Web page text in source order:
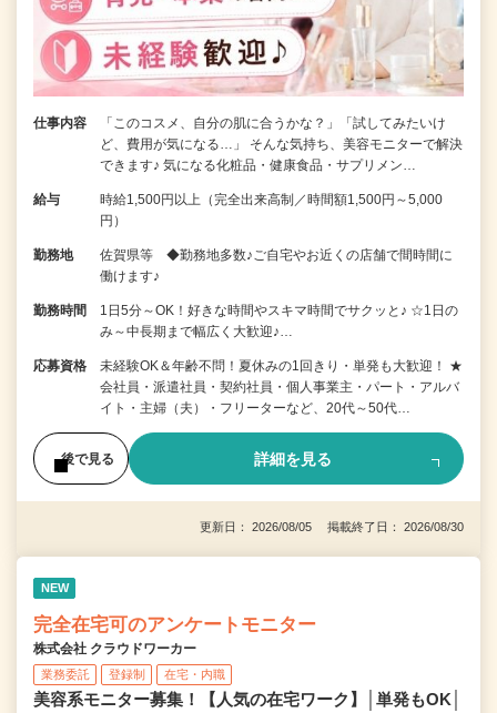
仕事内容
「このコスメ、自分の肌に合うかな？」「試してみたいけ
ど、費用が気になる…」 そんな気持ち、美容モニターで解決
できます♪ 気になる化粧品・健康食品・サプリメン…
給与
時給1,500円以上（完全出来高制／時間額1,500円～5,000
円）
勤務地
佐賀県等 ◆勤務地多数♪ご自宅やお近くの店舗で間時間に
働けます♪
勤務時間
1日5分～OK！好きな時間やスキマ時間でサクッと♪ ☆1日の
み～中長期まで幅広く大歓迎♪…
応募資格
未経験OK＆年齢不問！夏休みの1回きり・単発も大歓迎！ ★
会社員・派遣社員・契約社員・個人事業主・パート・アルバ
イト・主婦（夫）・フリーターなど、20代～50代…
後で見る 詳細を見る
更新日： 2026/08/05 掲載終了日： 2026/08/30
NEW
完全在宅可のアンケートモニター
株式会社 クラウドワーカー
業務委託 登録制 在宅・内職
美容系モニター募集！【人気の在宅ワーク】│単発もOK│